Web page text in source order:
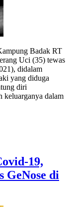
Badak RT
Uci (35) tewas
didalam
yang diduga
diri
keluarganya dalam
19,
GeNose di